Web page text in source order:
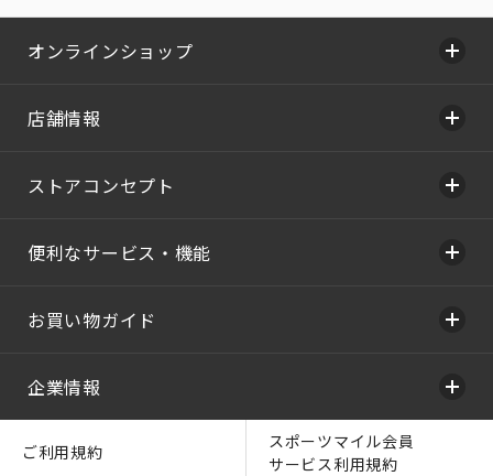
オンラインショップ
店舗情報
ストアコンセプト
便利なサービス・機能
お買い物ガイド
企業情報
ご利用規約
スポーツマイル会員
サービス利用規約